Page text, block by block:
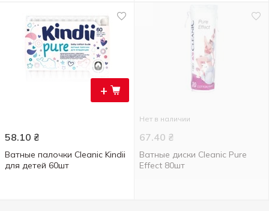
+
58.10 ₴
Ватные палочки Cleanic Kindii
для детей 60шт
Нет в наличии
67.40 ₴
Ватные диски Cleanic Pure
Effect 80шт